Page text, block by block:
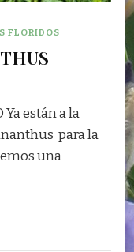
FLORIDOS
Ya están a la
para la
una